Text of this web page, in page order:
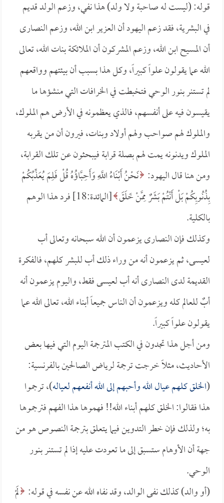
قوله: (ليست له صاحبة ولا ولد) هذا نفي، وزعم الولد قديم
في البشرية، فقد زعم اليهود أن العزير ابن الله، وزعم النصارى
أن المسيح ابن الله، وزعم المشركون أن الملائكة بنات الله، تعالى
الله عما يقولون علواً كبيراً، وكل هذا بسبب أن بيئتهم وواقعهم
لم تستنر بنور الوحي فتخبطت في الخرافات التي منشؤها ما
يقيسون فيه على أنفسهم، فالذي يعظمونه في الأرض هم الملوك،
والملوك لهم صواحب ولهم أولاد وبنات، فيرون أن من يقربه
الملوك ويدنونه يمت لهم بصلة قرابة فيبحثون عن تلك القرابة،
ومن هنا قال اليهود: نَحْنُ أَبْنَاءُ اللَّهِ وَأَحِبَّاؤُهُ قُلْ فَلِمَ يُعَذِّبُكُمْ
بِذُنُوبِكُمْ بَلْ أَنْتُمْ بَشَرٌ مِمَّنْ خَلَقَ
[المائدة:18] فرد هذا الوهم
بالكلية.
وكذلك فإن النصارى يزعمون أن الله سبحانه وتعالى أب
لعيسى، ثم يزعمون أنه من وراء ذلك أب للبشر كلهم، فالفكرة
القديمة لدى النصارى أنه أب لعيسى فقط، واليوم يزعمون أنه
أبٌ للعالم كله ويزعمون أن الناس جميعاً أبناء الله، تعالى الله عما
يقولون علواً كبيراً.
ومن أجل هذا تجدون في الكتب المترجمة اليوم التي فيها بعض
الأحاديث، مثلاً خرجت ترجمة لرياض الصالحين بالفرنسية:
(الخلق كلهم عيال الله وأحبهم إلى الله أنفعهم لعياله)، ترجموا
هذا فقالوا: الخلق كلهم أبناء الله!! فهموها هذا الفهم فترجموها
به؛ ولذلك فإن خطر التدوين فيما يتعلق بترجمة النصوص هو من
جهة أن الأوهام ستسبق إلى ما تعودت عليه إذا لم تستنر بنور
الوحي.
(أو والد) كذلك نفى الوالد، وقد نفاه الله عن نفسه في قوله: لَمْ